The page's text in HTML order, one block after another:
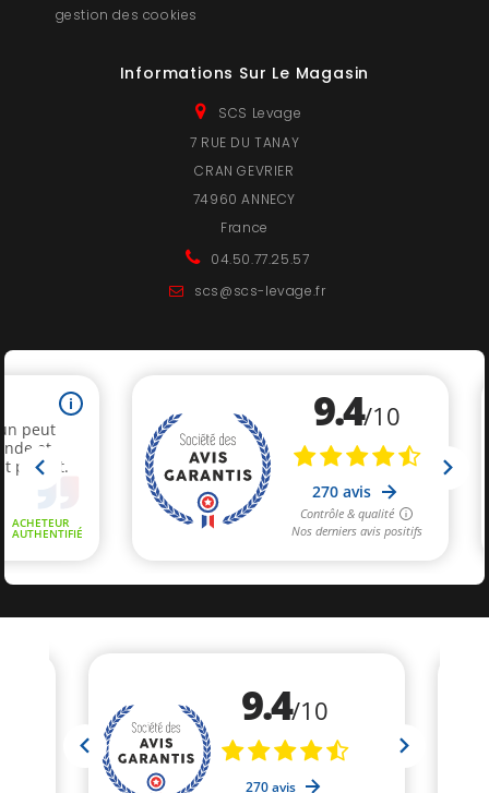
gestion des cookies
Informations Sur Le Magasin
SCS Levage
7 RUE DU TANAY
CRAN GEVRIER
74960 ANNECY
France
04.50.77.25.57
scs@scs-levage.fr